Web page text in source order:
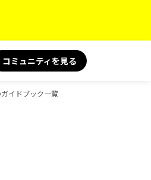
コミュニティを見る
イドブック一覧